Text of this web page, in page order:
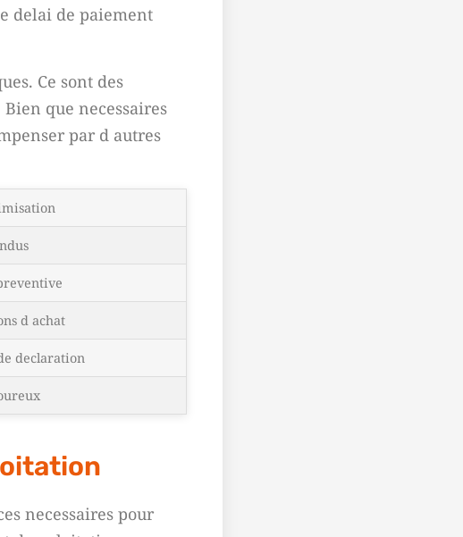
delai de paiement
Ce sont des
que necessaires
par d autres
d achat
declaration
necessaires pour